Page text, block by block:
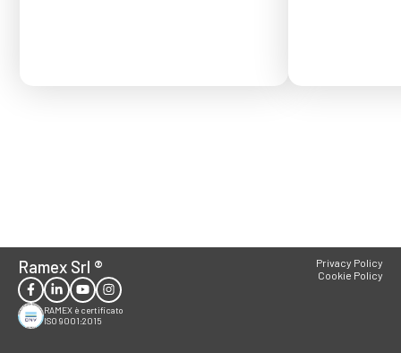
Ramex Srl ®
RAMEX è certificato
ISO 9001:2015
Privacy Policy
Cookie Policy